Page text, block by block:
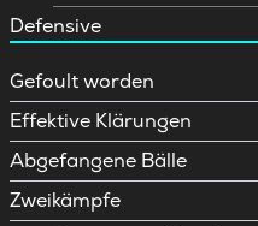
Defensive
Gefoult worden
Effektive Klärungen
Abgefangene Bälle
Zweikämpfe